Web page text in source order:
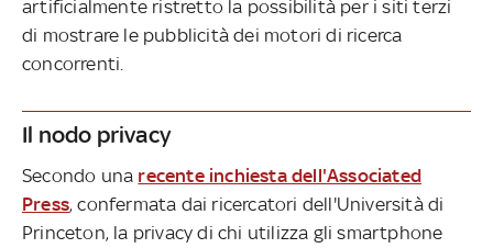
artificialmente ristretto la possibilità per i siti terzi
di mostrare le pubblicità dei motori di ricerca
concorrenti.
Il nodo privacy
Secondo una recente inchiesta dell'Associated
Press, confermata dai ricercatori dell'Università di
Princeton, la privacy di chi utilizza gli smartphone